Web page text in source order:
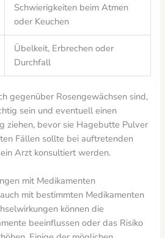
Schwierigkeiten beim Atmen
oder Keuchen
Übelkeit, Erbrechen oder
Durchfall
gegenüber Rosengewächsen sind,
sein und eventuell einen
ziehen, bevor sie Hagebutte Pulver
Fällen sollte bei auftretenden
Arzt konsultiert werden.
mit Medikamenten
mit bestimmten Medikamenten
können die
beeinflussen oder das Risiko